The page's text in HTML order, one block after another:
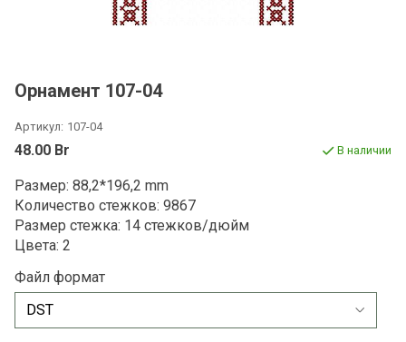
Орнамент 107-04
Артикул: 107-04
48.00 Br В наличии
Размер: 88,2*196,2 mm
Количество стежков: 9867
Размер стежка: 14 стежков/дюйм
Цвета: 2
Файл формат